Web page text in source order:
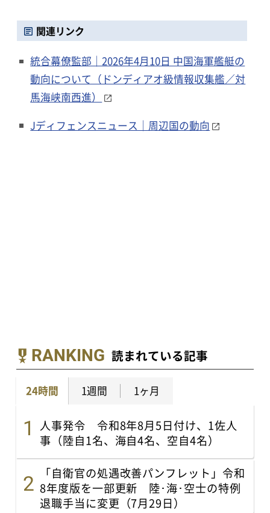
関連リンク
統合幕僚監部｜2026年4月10日 中国海軍艦艇の
動向について（ドンディアオ級情報収集艦／対
馬海峡南西進）
Jディフェンスニュース｜周辺国の動向
RANKING 読まれている記事
24時間 1週間 1ヶ月
人事発令 令和8年8月5日付け、1佐人
事（陸自1名、海自4名、空自4名）
「自衛官の処遇改善パンフレット」令和
8年度版を一部更新 陸･海･空士の特例
退職手当に変更（7月29日）